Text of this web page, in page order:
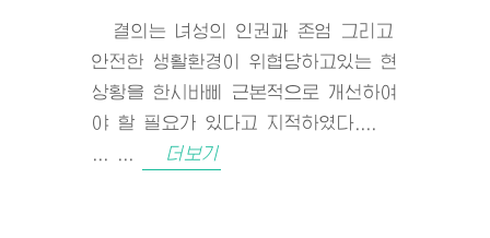
결의는 녀성의 인권과 존엄 그리고
안전한 생활환경이 위협당하고있는 현
상황을 한시바삐 근본적으로 개선하여
야 할 필요가 있다고 지적하였다....
... ...
더보기